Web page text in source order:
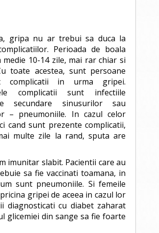
gripa nu ar trebui sa duca la
Perioada de boala
10-14 zile, mai rar chiar si
toate acestea, sunt persoane
complicatii in urma gripei.
complicatii sunt infectiile
secundare sinusurilor sau
– pneumoniile. In cazul celor
cand sunt prezente complicatii,
multe zile la rand, sputa are
imunitar slabit. Pacientii care au
sa fie vaccinati toamana, in
sunt pneumoniile. Si femeile
gripei de aceea in cazul lor
diagnosticati cu diabet zaharat
glicemiei din sange sa fie foarte